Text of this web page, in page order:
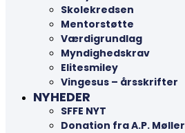
Skolekredsen
Mentorstøtte
Værdigrundlag
Myndighedskrav
Elitesmiley
Vingesus – årsskrifter
NYHEDER
SFFE NYT
Donation fra A.P. Møller